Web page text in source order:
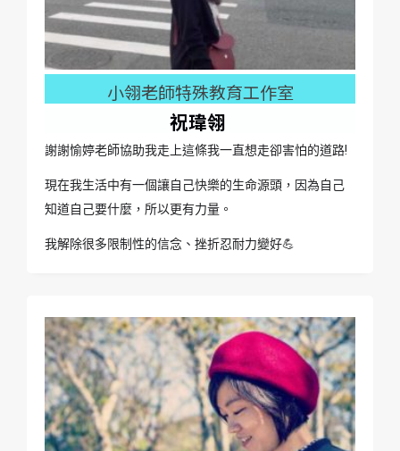
小翎老師特殊教育工作室
祝瑋翎
謝謝愉婷老師協助我走上這條我一直想走卻害怕的道路!
現在我生活中有一個讓自己快樂的生命源頭，因為自己
知道自己要什麼，所以更有力量。
我解除很多限制性的信念、 挫折忍耐力變好💪